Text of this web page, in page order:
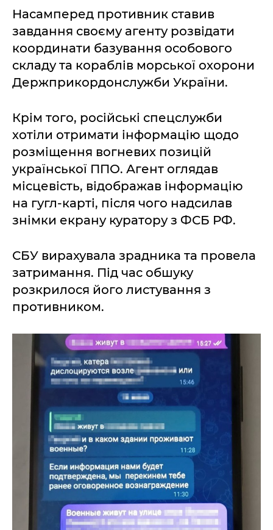
Насамперед противник ставив
завдання своєму агенту розвідати
координати базування особового
складу та кораблів морської охорони
Держприкордонслужби України.
Крім того, російські спецслужби
хотіли отримати інформацію щодо
розміщення вогневих позицій
української ППО. Агент оглядав
місцевість, відображав інформацію
на гугл-карті, після чого надсилав
знімки екрану куратору з ФСБ РФ.
СБУ вирахувала зрадника та провела
затримання. Під час обшуку
розкрилося його листування з
противником.